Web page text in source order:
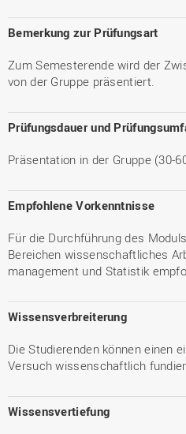
Bemerkung zur Prüfungsart
Zum Semesterende wird der
von der Gruppe präsentiert.
Prüfungsdauer und
Präsentation in der Gruppe (30-
Empfohlene Vorkenntnisse
Für die Durchführung des
Bereichen wissenschaftliches
management und Statistik
Wissensverbreiterung
Die Studierenden können einen
Versuch wissenschaftlich
Wissensvertiefung